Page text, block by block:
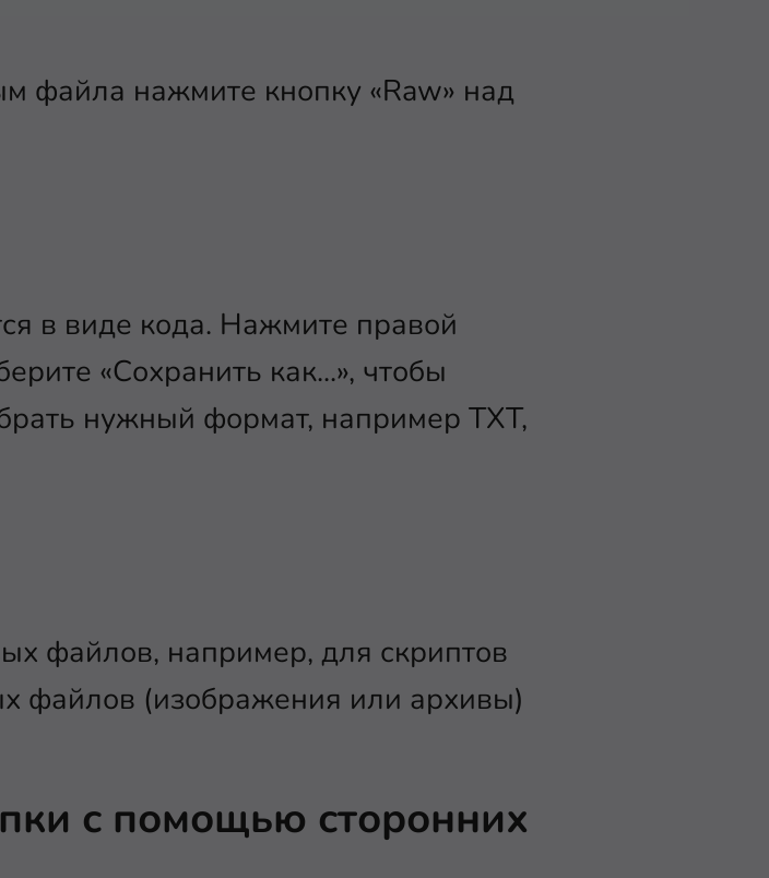
файла нажмите кнопку «Raw» над
в виде кода. Нажмите правой
«Сохранить как...», чтобы
нужный формат, например TXT,
файлов, например, для скриптов
файлов (изображения или архивы)
с помощью сторонних